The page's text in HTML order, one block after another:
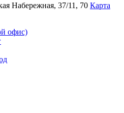
Набережная, 37/11, 70 Карта
офис)